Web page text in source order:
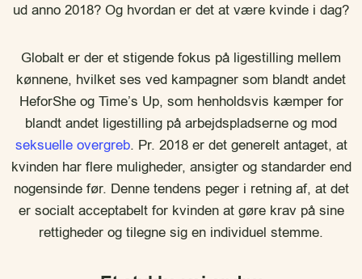
ud anno 2018? Og hvordan er det at være kvinde i dag?
Globalt er der et stigende fokus på ligestilling mellem
kønnene, hvilket ses ved kampagner som blandt andet
HeforShe og Time’s Up, som henholdsvis kæmper for
blandt andet ligestilling på arbejdspladserne og mod
seksuelle overgreb. Pr. 2018 er det generelt antaget, at
kvinden har flere muligheder, ansigter og standarder end
nogensinde før. Denne tendens peger i retning af, at det
er socialt acceptabelt for kvinden at gøre krav på sine
rettigheder og tilegne sig en individuel stemme.